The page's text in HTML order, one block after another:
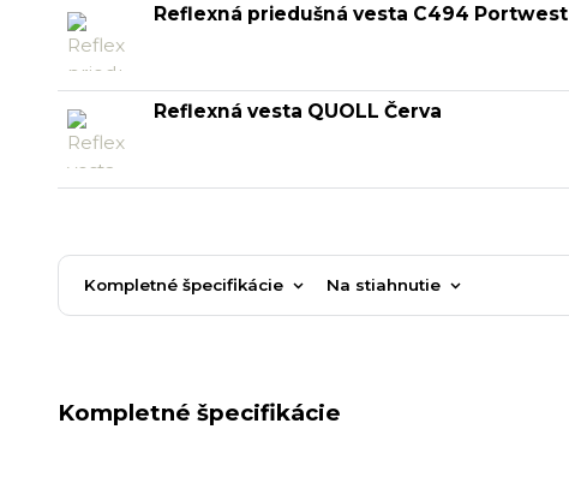
Reflexná priedušná vesta C494 Portwest
Reflexná vesta QUOLL Červa
Kompletné špecifikácie Na stiahnutie
Kompletné špecifikácie